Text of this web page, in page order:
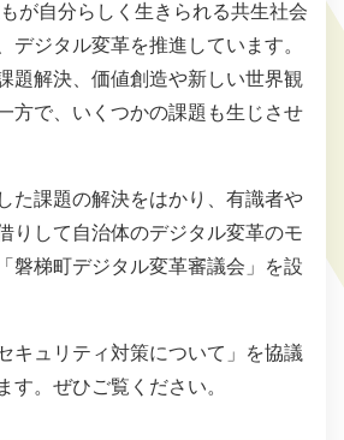
が自分らしく生きられる共生社会
デジタル変革を推進しています。
題解決、価値創造や新しい世界観
方で、いくつかの課題も生じさせ
た課題の解決をはかり、有識者や
りして自治体のデジタル変革のモ
磐梯町デジタル変革審議会」を設
キュリティ対策について」を協議
す。ぜひご覧ください。